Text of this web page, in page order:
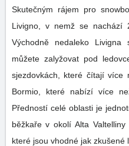
Skutečným rájem pro
Livigno, v nemž se nachází
Východně nedaleko
můžete zalyžovat pod
sjezdovkách, které čítají
Bormio, které nabízí více než 50 km
Předností celé oblasti je
běžkaře v okolí Alta
které jsou vhodné jak zkušené